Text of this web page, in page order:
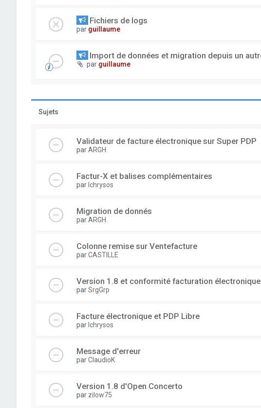
Fichiers de logs
par guillaume
Import de données et migration depuis un
par guillaume
Sujets
Validateur de facture électronique sur Super PDP
parARGH
Factur-X et balises complémentaires
par lchrysos
Migration de donnés
parARGH
Colonne remise sur Ventefacture
parCASTILLE
Version 1.8 et conformité facturation électronique
parSrgGrp
Facture électronique et PDP Libre
par lchrysos
Message d'erreur
parClaudioK
Version 1.8 d'Open Concerto
par zilow75